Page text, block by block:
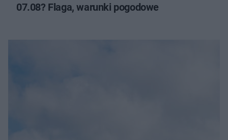
07.08? Flaga, warunki pogodowe